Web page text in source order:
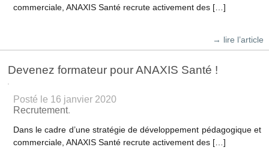
commerciale, ANAXIS Santé recrute activement des […]
→ lire l’article
Devenez formateur pour ANAXIS Santé !
Posté le 16 janvier 2020
Recrutement.
Dans le cadre d’une stratégie de développement pédagogique et
commerciale, ANAXIS Santé recrute activement des […]